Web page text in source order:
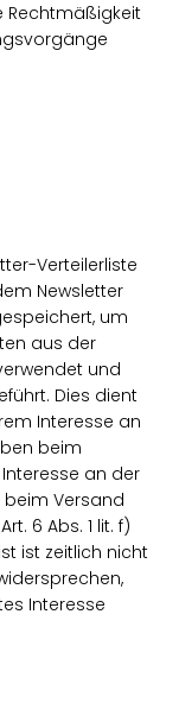
Rechtmäßigkeit
Verteilerliste
Newsletter
um
aus der
und
Dies dient
Interesse an
beim
an der
Versand
6 Abs. 1 lit. f)
ist zeitlich nicht
Interesse